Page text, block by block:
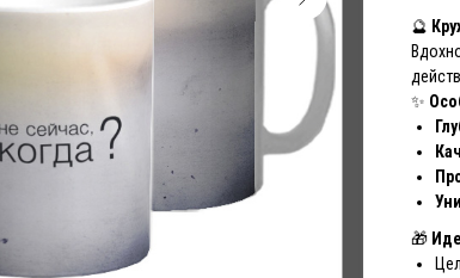
🔮
✨
🎁